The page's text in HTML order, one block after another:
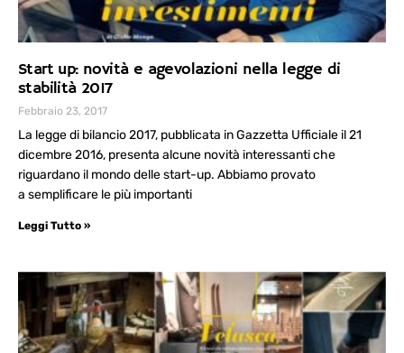
Start up: novità e agevolazioni nella legge di
stabilità 2017
Febbraio 23, 2017
La legge di bilancio 2017, pubblicata in Gazzetta Ufficiale il 21
dicembre 2016, presenta alcune novità interessanti che
riguardano il mondo delle start-up. Abbiamo provato
a semplificare le più importanti
Leggi Tutto »